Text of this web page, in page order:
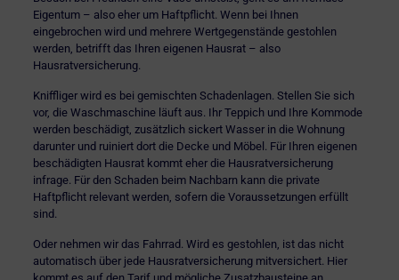
Eigentum – also eher um Haftpflicht. Wenn bei Ihnen
eingebrochen wird und mehrere Wertgegenstände gestohlen
werden, betrifft das Ihren eigenen Hausrat – also
Hausratversicherung.
Kniffliger wird es bei gemischten Schadenlagen. Stellen Sie sich
vor, die Waschmaschine läuft aus. Ihr Teppich und Ihre Kommode
werden beschädigt, zusätzlich sickert Wasser in die Wohnung
darunter und ruiniert dort die Decke und Möbel. Für Ihren eigenen
beschädigten Hausrat kommt eher die Hausratversicherung
infrage. Für den Schaden beim Nachbarn kann die private
Haftpflicht relevant werden, sofern die Voraussetzungen erfüllt
sind.
Oder nehmen wir das Fahrrad. Wird es gestohlen, ist das nicht
automatisch über jede Hausratversicherung mitversichert. Hier